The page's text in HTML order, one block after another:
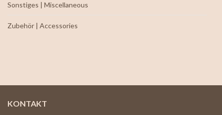
Sonstiges | Miscellaneous
Zubehör | Accessories
KONTAKT